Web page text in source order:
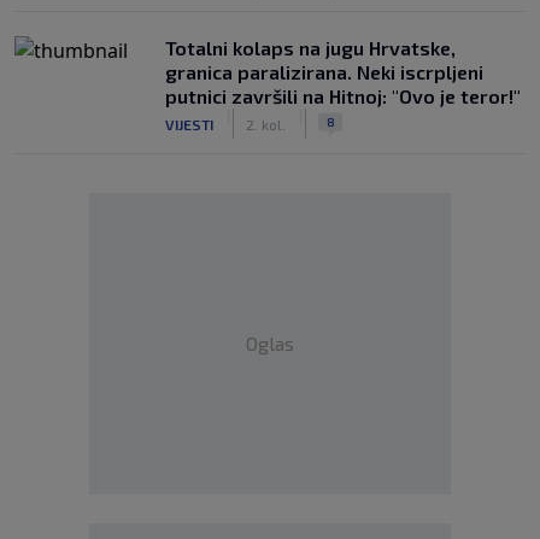
Totalni kolaps na jugu Hrvatske,
granica paralizirana. Neki iscrpljeni
putnici završili na Hitnoj: "Ovo je teror!"
VIJESTI 2. kol. 8
Oglas